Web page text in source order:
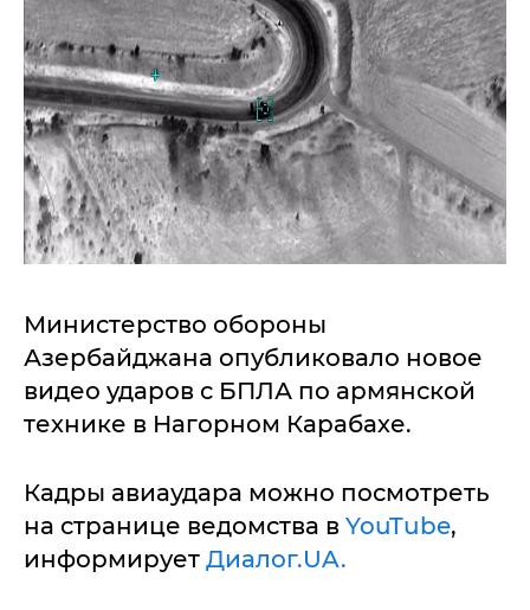
Министерство обороны
Азербайджана опубликовало новое
видео ударов с БПЛА по армянской
технике в Нагорном Карабахе.
Кадры авиаудара можно посмотреть
на странице ведомства в YouTube,
информирует Диалог.UA.